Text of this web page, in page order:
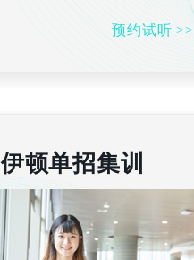
预约试听 >>
伊顿单招集训